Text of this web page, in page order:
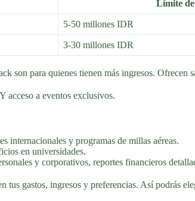
Límite
5-50 millones IDR
3-30 millones IDR
son para quienes tienen más ingresos.
acceso a eventos exclusivos.
internacionales y programas de millas aéreas.
en universidades.
y corporativos, reportes financieros
tus gastos, ingresos y preferencias. Así podrás